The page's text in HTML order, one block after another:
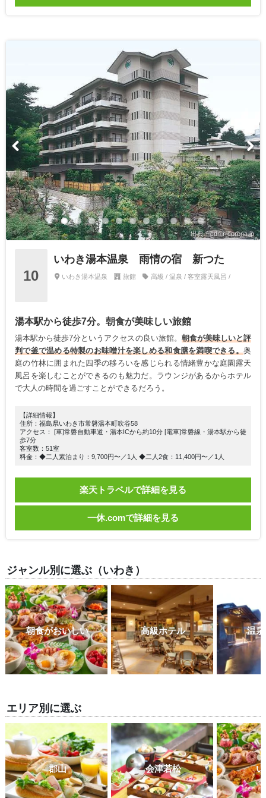
出典：cdn.r-corona.jp
10
いわき湯本温泉 雨情の宿 新つた
いわき湯本温泉 旅館 高級 / 温泉 / 客室露天風呂 /
湯本駅から徒歩7分。朝食が美味しい旅館
湯本駅から徒歩7分というアクセスの良い旅館。 朝食が美味しいと評
判で釜で温める特製のお味噌汁を楽しめる和食膳を満喫できる。奥
庭の竹林に囲まれた四季の移ろいを感じられる情緒豊かな庭園露天
風呂を楽しむことができるのも魅力だ。ラウンジがあるからホテル
で大人の時間を過ごすことができるだろう。
【詳細情報】
住所：福島県いわき市常磐湯本町吹谷58
アクセス： [車]常磐自動車道・湯本ICから約10分 [電車]常磐線・湯本駅から徒
歩7分
客室数：51室
料金：◆二人素泊まり：9,700円〜／1人 ◆二人2食：11,400円〜／1人
楽天トラベルで詳細を見る
一休.comで詳細を見る
ジャンル別に選ぶ（いわき）
朝食がおいしい 高級ホテル 温
エリア別に選ぶ
郡山 会津若松